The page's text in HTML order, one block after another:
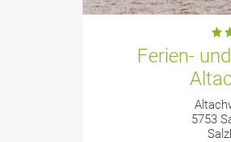
Ferien-
5753